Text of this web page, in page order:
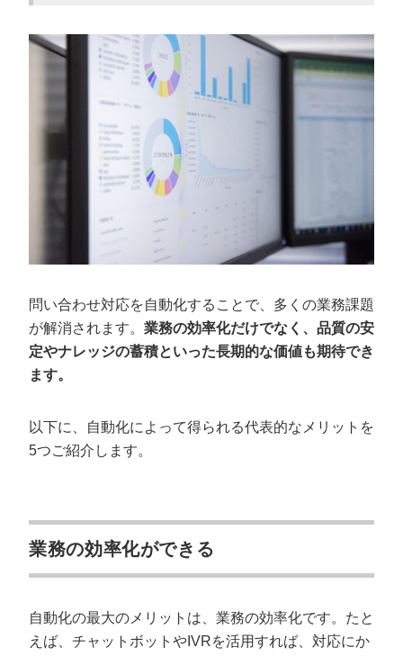
問い合わせ対応を自動化することで、多くの業務課題
が解消されます。 業務の効率化だけでなく、品質の安
定やナレッジの蓄積といった長期的な価値も期待でき
ます。
以下に、自動化によって得られる代表的なメリットを
5つご紹介します。
業務の効率化ができる
自動化の最大のメリットは、業務の効率化です。たと
えば、チャットボットやIVRを活用すれば、対応にか